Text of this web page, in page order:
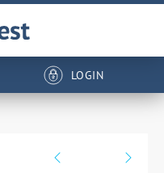
LOGIN